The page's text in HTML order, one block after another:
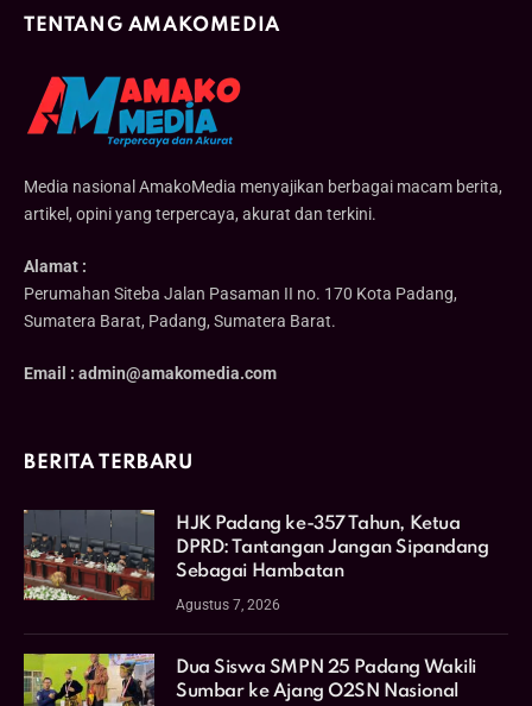
TENTANG AMAKOMEDIA
Media nasional AmakoMedia menyajikan berbagai macam berita,
artikel, opini yang terpercaya, akurat dan terkini.
Alamat :
Perumahan Siteba Jalan Pasaman II no. 170 Kota Padang,
Sumatera Barat, Padang, Sumatera Barat.
Email : admin@amakomedia.com
BERITA TERBARU
HJK Padang ke-357 Tahun, Ketua
DPRD: Tantangan Jangan Sipandang
Sebagai Hambatan
Agustus 7, 2026
Dua Siswa SMPN 25 Padang Wakili
Sumbar ke Ajang O2SN Nasional